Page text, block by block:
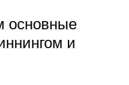
основные
и